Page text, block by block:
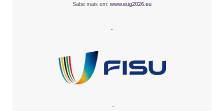
Sabe mais em: www.eug2026.eu
-
-